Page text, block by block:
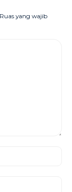
Ruas yang wajib